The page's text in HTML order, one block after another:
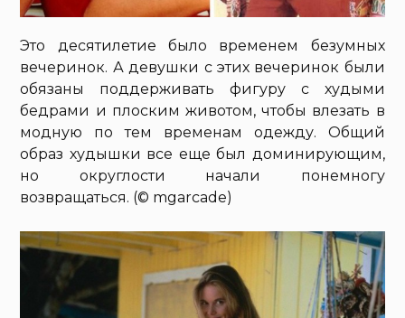
Это десятилетие было временем безумных
вечеринок. А девушки с этих вечеринок были
обязаны поддерживать фигуру с худыми
бедрами и плоским животом, чтобы влезать в
модную по тем временам одежду. Общий
образ худышки все еще был доминирующим,
но округлости начали понемногу
возвращаться. (© mgarcade)